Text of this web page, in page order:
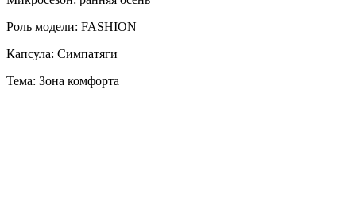
Роль модели: FASHION
Капсула: Симпатяги
Тема: Зона комфорта